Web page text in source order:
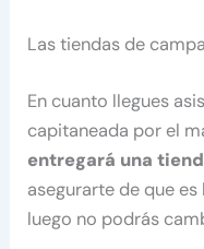
Las tiendas de
En cuanto llegues
capitaneada por el
entregará una
asegurarte de que
luego no podrás